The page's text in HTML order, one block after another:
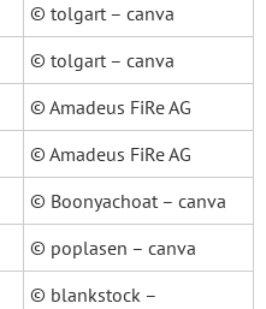
© tolgart – canva
© tolgart – canva
© Amadeus FiRe AG
© Amadeus FiRe AG
© Boonyachoat – canva
© poplasen – canva
© blankstock –